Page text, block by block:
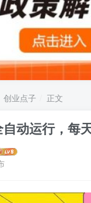
创业点子 正文
动运行，每